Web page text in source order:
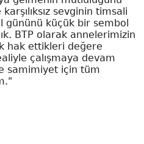
sevginin timsali
gününü küçük bir sembol
BTP olarak annelerimizin
hak ettikleri değere
çalışmaya devam
samimiyet için tüm